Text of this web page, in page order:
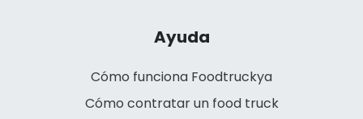
Ayuda
Cómo funciona Foodtruckya
Cómo contratar un food truck